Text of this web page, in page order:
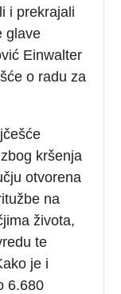
i prekrajali
glave
Einwalter
o radu za
kršenja
otvorena
na
života,
te
je i
6.680